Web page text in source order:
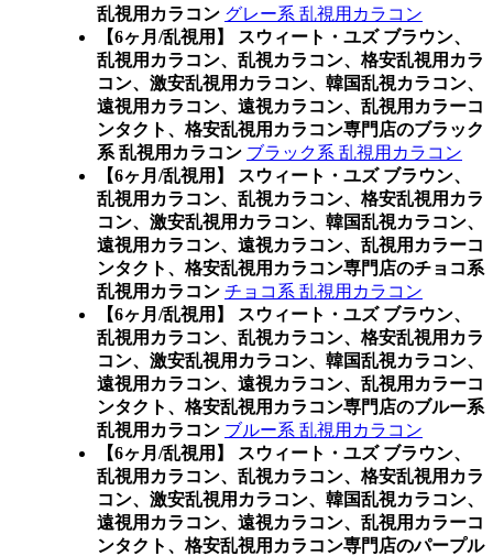
乱視用カラコン グレー系 乱視用カラコン
【6ヶ月/乱視用】 スウィート・ユズ ブラウン、
乱視用カラコン、乱視カラコン、格安乱視用カラ
コン、激安乱視用カラコン、韓国乱視カラコン、
遠視用カラコン、遠視カラコン、乱視用カラーコ
ンタクト、格安乱視用カラコン専門店のブラック
系 乱視用カラコン ブラック系 乱視用カラコン
【6ヶ月/乱視用】 スウィート・ユズ ブラウン、
乱視用カラコン、乱視カラコン、格安乱視用カラ
コン、激安乱視用カラコン、韓国乱視カラコン、
遠視用カラコン、遠視カラコン、乱視用カラーコ
ンタクト、格安乱視用カラコン専門店のチョコ系
乱視用カラコン チョコ系 乱視用カラコン
【6ヶ月/乱視用】 スウィート・ユズ ブラウン、
乱視用カラコン、乱視カラコン、格安乱視用カラ
コン、激安乱視用カラコン、韓国乱視カラコン、
遠視用カラコン、遠視カラコン、乱視用カラーコ
ンタクト、格安乱視用カラコン専門店のブルー系
乱視用カラコン ブルー系 乱視用カラコン
【6ヶ月/乱視用】 スウィート・ユズ ブラウン、
乱視用カラコン、乱視カラコン、格安乱視用カラ
コン、激安乱視用カラコン、韓国乱視カラコン、
遠視用カラコン、遠視カラコン、乱視用カラーコ
ンタクト、格安乱視用カラコン専門店のパープル